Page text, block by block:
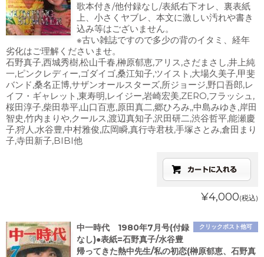
歌本付き/他付録なし/表紙右下オレ、裏表紙
上、小さくヤブレ、本文に激しい汚れや書き
込み等はございません。
※古い雑誌ですので多少の背のイタミ、経年
劣化はご理解くださいませ。
石野真子,西城秀樹,松山千春,榊原郁恵,アリス,さだまさし,井上純
一,ピンクレディー,ゴダイゴ,桑江知子,ツイスト,大場久美子,甲斐
バンド,桑名正博,サザンオールスターズ,所ジョージ,野口吾郎,レ
イフ・ギャレット,東寿明,レイジー,岩崎宏美,ZERO,フラッシュ,
桜田淳子,柴田恭平,山口百恵,原田真二,郷ひろみ,,中島みゆき,岸田
智史,竹内まりや,クールス,渡辺真知子,沢田研二,渋谷哲平,能瀬慶
子,狩人,水谷豊,中村雅俊,広岡瞬,真行寺君枝,手塚さとみ,倉田まり
子,寺田新子,BIBI他
¥4,000(税込)
クリックポスト他可
中一時代 1980年7月号(付録
なし)●表紙=石野真子/水谷豊
帰ってきた熱中先生/私の初恋(榊原郁恵、石野真